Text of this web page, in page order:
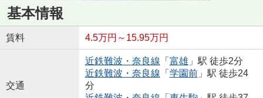
基本情報
賃料 4.5万円～15.95万円
交通
近鉄難波・奈良線 「 富雄」駅 徒歩2分
近鉄難波・奈良線 「 学園前」駅 徒歩24
分